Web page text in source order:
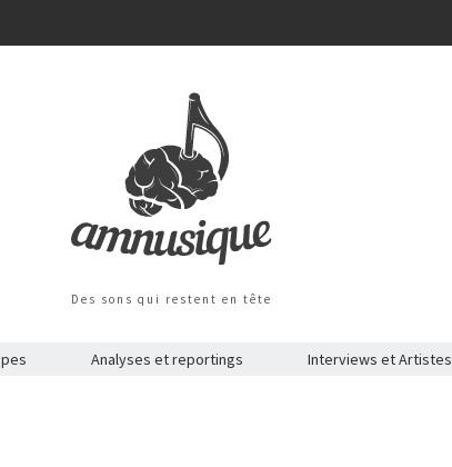
Des sons qui restent en tête
Analyses et reportings Interviews et Artistes